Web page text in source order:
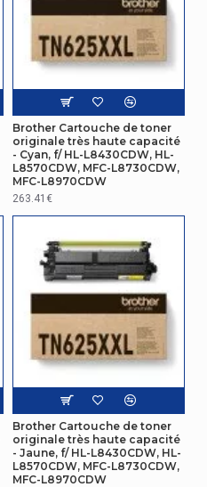
Brother Cartouche de toner
originale très haute capacité
- Cyan, f/ HL-L8430CDW, HL-
L8570CDW, MFC-L8730CDW,
MFC-L8970CDW
263.41€
Brother Cartouche de toner
originale très haute capacité
- Jaune, f/ HL-L8430CDW, HL-
L8570CDW, MFC-L8730CDW,
MFC-L8970CDW